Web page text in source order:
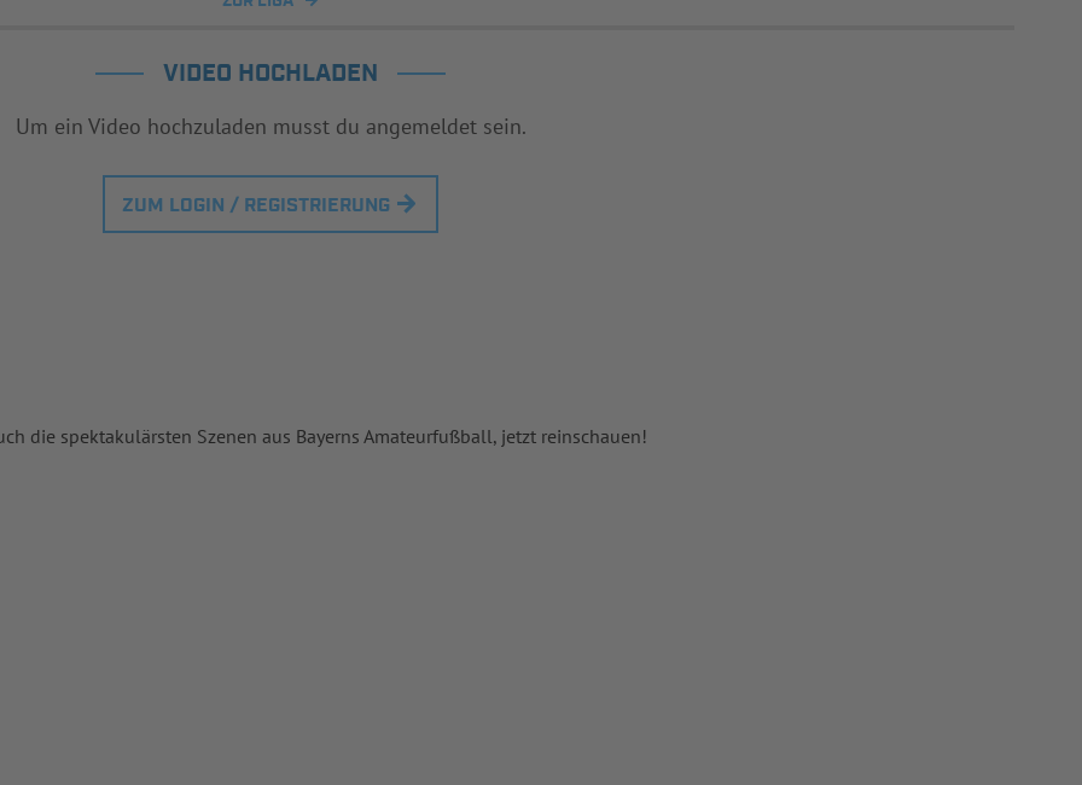
VIDEO HOCHLADEN
Um ein Video hochzuladen musst du angemeldet sein.
ZUM LOGIN / REGISTRIERUNG
die spektakulärsten Szenen aus Bayerns Amateurfußball, jetzt reinschauen!